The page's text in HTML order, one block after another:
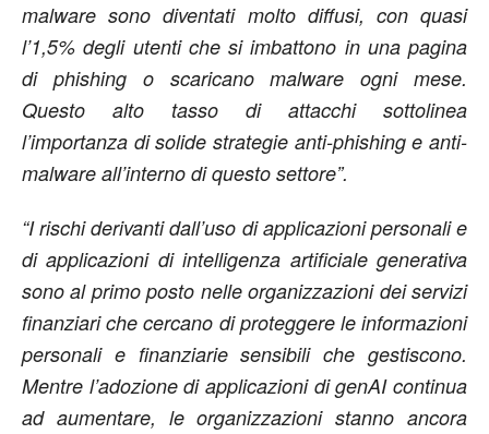
malware sono diventati molto diffusi, con quasi
l’1,5% degli utenti che si imbattono in una pagina
di phishing o scaricano malware ogni mese.
Questo alto tasso di attacchi sottolinea
l’importanza di solide strategie anti-phishing e anti-
malware all’interno di questo settore”.
“I rischi derivanti dall’uso di applicazioni personali e
di applicazioni di intelligenza artificiale generativa
sono al primo posto nelle organizzazioni dei servizi
finanziari che cercano di proteggere le informazioni
personali e finanziarie sensibili che gestiscono.
Mentre l’adozione di applicazioni di genAI continua
ad aumentare, le organizzazioni stanno ancora